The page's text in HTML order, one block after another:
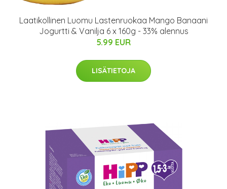
Laatikollinen Luomu Lastenruokaa Mango Banaani
Jogurtti & Vanilja 6 x 160g - 33% alennus
5.99 EUR
LISÄTIETOJA